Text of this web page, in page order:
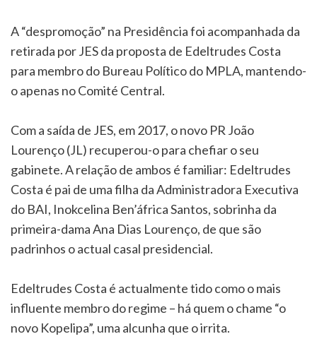
A “despromoção” na Presidência foi acompanhada da
retirada por JES da proposta de Edeltrudes Costa
para membro do Bureau Político do MPLA, mantendo-
o apenas no Comité Central.
Com a saída de JES, em 2017, o novo PR João
Lourenço (JL) recuperou-o para chefiar o seu
gabinete. A relação de ambos é familiar: Edeltrudes
Costa é pai de uma filha da Administradora Executiva
do BAI, Inokcelina Ben’áfrica Santos, sobrinha da
primeira-dama Ana Dias Lourenço, de que são
padrinhos o actual casal presidencial.
Edeltrudes Costa é actualmente tido como o mais
influente membro do regime – há quem o chame “o
novo Kopelipa”, uma alcunha que o irrita.